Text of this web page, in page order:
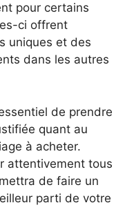
pour certains
ci offrent
uniques et des
dans les autres
de prendre
quant au
à acheter.
attentivement tous
de faire un
parti de votre